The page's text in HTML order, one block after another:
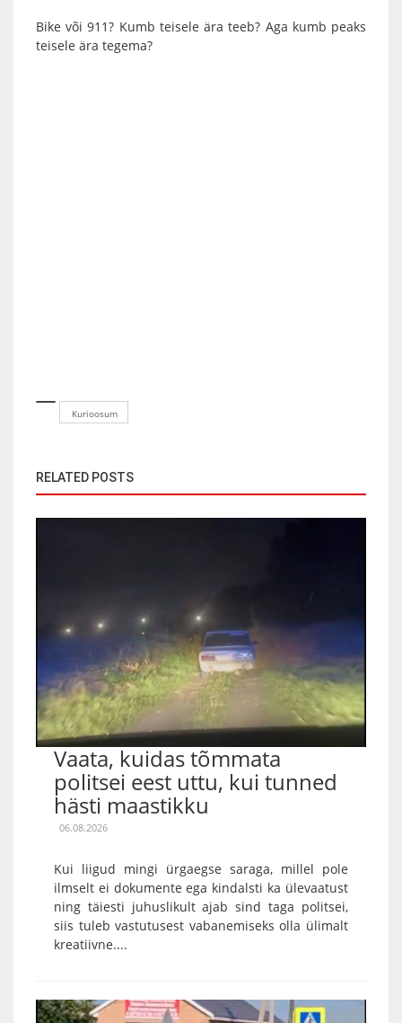
Bike või 911? Kumb teisele ära teeb? Aga kumb peaks
teisele ära tegema?
Kurioosum
RELATED POSTS
Vaata, kuidas tõmmata
politsei eest uttu, kui tunned
hästi maastikku
06.08.2026
Kui liigud mingi ürgaegse saraga, millel pole
ilmselt ei dokumente ega kindalsti ka ülevaatust
ning täiesti juhuslikult ajab sind taga politsei,
siis tuleb vastutusest vabanemiseks olla ülimalt
kreatiivne....